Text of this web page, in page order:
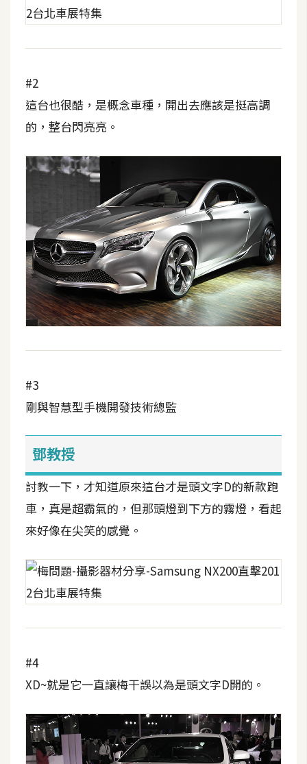
圖
免
費
字
型
架
設
W
o
r
d
P
s
安
與
設
外
掛
作
電
商
o
C
m
m
e
#2
這台也很酷，是概念車種，開出去應該是挺高調
的，整台閃亮亮。
#3
剛與智慧型手機開發技術總監
鄧教授
討教一下，才知道原來這台才是頭文字D的新款跑
車，真是超霸氣的，但那頭燈到下方的霧燈，看起
來好像在尖笑的感覺。
#4
XD~就是它一直讓梅干誤以為是頭文字D開的。